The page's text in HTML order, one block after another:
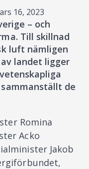
16, 2023
– och
Till skillnad
luft nämligen
landet ligger
de
Romina
Acko
Jakob